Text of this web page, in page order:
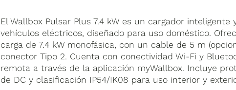
El Wallbox Pulsar Plus 7.4 kW es un cargador
vehículos eléctricos, diseñado para uso doméstico.
carga de 7.4 kW monofásica, con un cable de 5 m
conector Tipo 2. Cuenta con conectividad Wi-Fi y
remota a través de la aplicación myWallbox. Incluye
de DC y clasificación IP54/IK08 para uso interior y